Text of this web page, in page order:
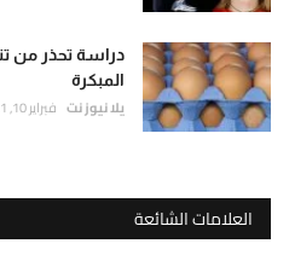
دراسة تحذر من
المبكرة
يلا نيوز نت فبراير 10, 2021
العلامات الشائعة